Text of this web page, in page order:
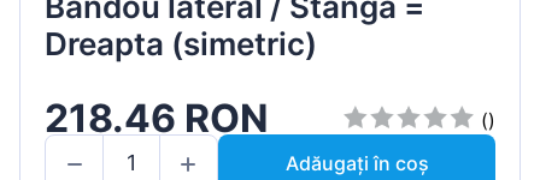
Dreapta (simetric)
218.46 RON
()
Adăugați în coș